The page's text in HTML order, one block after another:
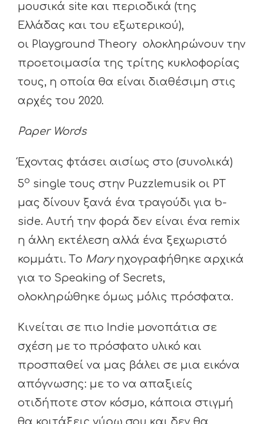
μουσικά site και περιοδικά (της
Ελλάδας και του εξωτερικού),
οι Playground Theory ολοκληρώνουν την
προετοιμασία της τρίτης κυκλοφορίας
τους, η οποία θα είναι διαθέσιμη στις
αρχές του 2020.
Paper Words
Έχοντας φτάσει αισίως στο (συνολικά)
5ο single τους στην Puzzlemusik οι PT
μας δίνουν ξανά ένα τραγούδι για b-
side. Αυτή την φορά δεν είναι ένα remix
η άλλη εκτέλεση αλλά ένα ξεχωριστό
κομμάτι. Tο Maryηχογραφήθηκε αρχικά
για το Speaking of Secrets,
ολοκληρώθηκε όμως μόλις πρόσφατα.
Κινείται σε πιο Indie μονοπάτια σε
σχέση με το πρόσφατο υλικό και
προσπαθεί να μας βάλει σε μια εικόνα
απόγνωσης: με το να απαξιείς
οτιδήποτε στον κόσμο, κάποια στιγμή
θα κοιτάξεις γύρω σου και δεν θα